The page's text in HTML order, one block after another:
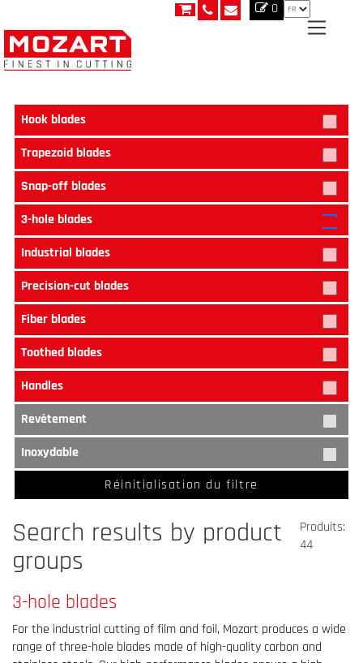
0
Hook blades
Trapezoid blades
Snap-off blades
3-hole blades
Industrial blades
Precision-cut blades
Fiber blades
Toothed blades
Handles
Revêtement
Inoxydable
Réinitialisation du filtre
Search results by product
groups
Produits:
44
3-hole blades
For the industrial cutting of film and foil, Mozart produces a wide
range of three-hole blades made of high-quality carbon and